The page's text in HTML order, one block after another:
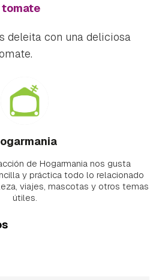
tomate
deleita con una deliciosa
de Hogarmania nos gusta
y práctica todo lo relacionado
viajes, mascotas y otros temas
útiles.